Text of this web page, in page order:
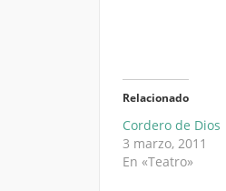
Relacionado
Cordero de Dios
3 marzo, 2011
En «Teatro»